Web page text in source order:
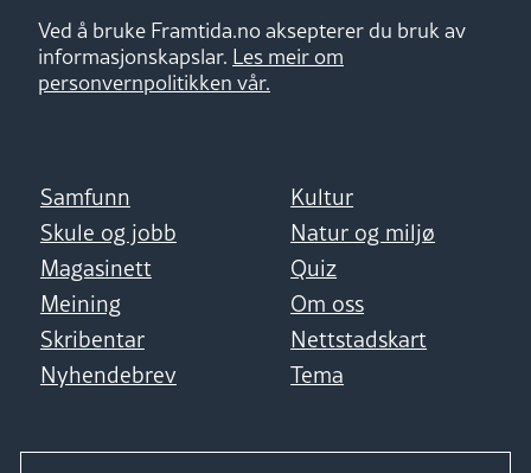
Ved å bruke Framtida.no aksepterer du bruk av
informasjonskapslar. Les meir om
personvernpolitikken vår.
Samfunn
Kultur
Skule og jobb
Natur og miljø
Magasinett
Quiz
Meining
Om oss
Skribentar
Nettstadskart
Nyhendebrev
Tema